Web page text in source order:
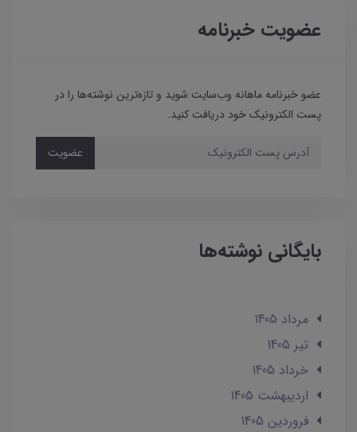
عضویت خبرنامه
عضو خبرنامه ماهانه وب‌سایت شوید و تازه‌ترین نوشته‌ها را در
پست الکترونیک خود دریافت کنید.
عضویت
بایگانی نوشته‌ها
مرداد 1405
تير 1405
خرداد 1405
ارديبهشت 1405
فروردین 1405